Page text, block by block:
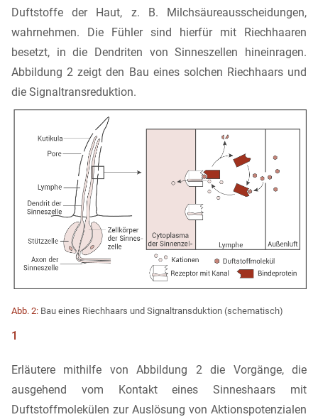
Duftstoffe der Haut, z. B. Milchsäureausscheidungen,
wahrnehmen. Die Fühler sind hierfür mit Riechhaaren
besetzt, in die Dendriten von Sinneszellen hineinragen.
Abbildung 2 zeigt den Bau eines solchen Riechhaars und
die Signaltransreduktion.
Abb. 2: Bau eines Riechhaars und Signaltransduktion (schematisch)
1
Erläutere mithilfe von Abbildung 2 die Vorgänge, die
ausgehend vom Kontakt eines Sinneshaars mit
Duftstoffmolekülen zur Auslösung von Aktionspotenzialen